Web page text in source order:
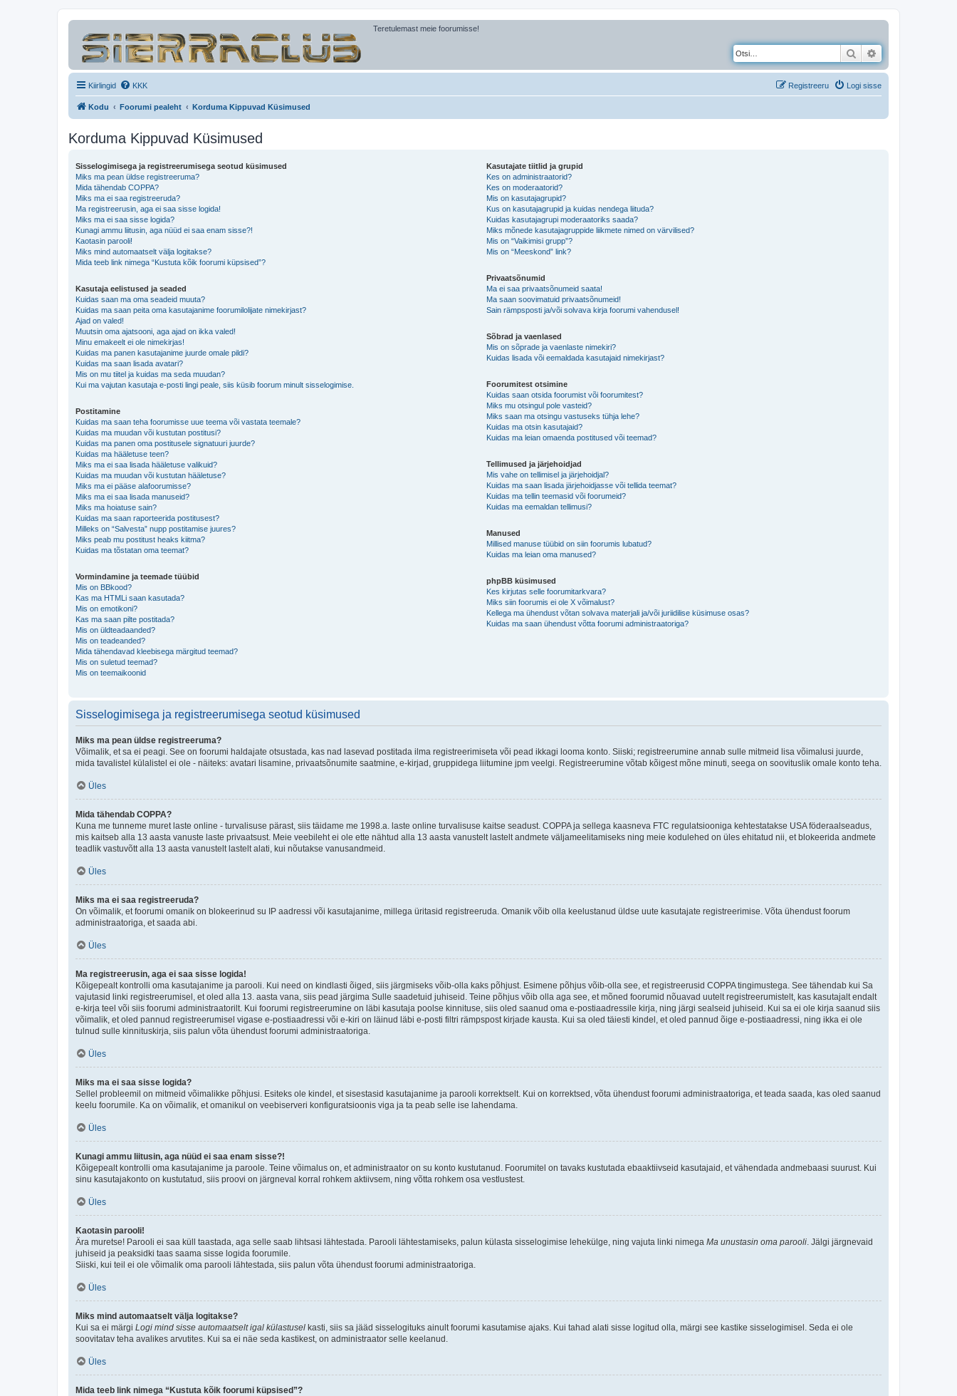
Teretulemast meie foorumisse!
Otsi
Kiirlingid KKK Logi sisse
Registreeru
Kodu Foorumi pealeht Korduma Kippuvad Küsimused
Korduma Kippuvad Küsimused
Sisselogimisega ja registreerumisega seotud küsimused
Miks ma pean üldse registreeruma?
Mida tähendab COPPA?
Miks ma ei saa registreeruda?
Ma registreerusin, aga ei saa sisse logida!
Miks ma ei saa sisse logida?
Kunagi ammu liitusin, aga nüüd ei saa enam sisse?!
Kaotasin parooli!
Miks mind automaatselt välja logitakse?
Mida teeb link nimega “Kustuta kõik foorumi küpsised”?
Kasutaja eelistused ja seaded
Kuidas saan ma oma seadeid muuta?
Kuidas ma saan peita oma kasutajanime foorumilolijate nimekirjast?
Ajad on valed!
Muutsin oma ajatsooni, aga ajad on ikka valed!
Minu emakeelt ei ole nimekirjas!
Kuidas ma panen kasutajanime juurde omale pildi?
Kuidas ma saan lisada avatari?
Mis on mu tiitel ja kuidas ma seda muudan?
Kui ma vajutan kasutaja e-posti lingi peale, siis küsib foorum minult sisselogimise.
Postitamine
Kuidas ma saan teha foorumisse uue teema või vastata teemale?
Kuidas ma muudan või kustutan postitusi?
Kuidas ma panen oma postitusele signatuuri juurde?
Kuidas ma hääletuse teen?
Miks ma ei saa lisada hääletuse valikuid?
Kuidas ma muudan või kustutan hääletuse?
Miks ma ei pääse alafoorumisse?
Miks ma ei saa lisada manuseid?
Miks ma hoiatuse sain?
Kuidas ma saan raporteerida postitusest?
Milleks on “Salvesta” nupp postitamise juures?
Miks peab mu postitust heaks kiitma?
Kuidas ma tõstatan oma teemat?
Vormindamine ja teemade tüübid
Mis on BBkood?
Kas ma HTMLi saan kasutada?
Mis on emotikoni?
Kas ma saan pilte postitada?
Mis on üldteadaanded?
Mis on teadeanded?
Mida tähendavad kleebisega märgitud teemad?
Mis on suletud teemad?
Mis on teemaikoonid
Kasutajate tiitlid ja grupid
Kes on administraatorid?
Kes on moderaatorid?
Mis on kasutajagrupid?
Kus on kasutajagrupid ja kuidas nendega liituda?
Kuidas kasutajagrupi moderaatoriks saada?
Miks mõnede kasutajagruppide liikmete nimed on värvilised?
Mis on “Vaikimisi grupp”?
Mis on “Meeskond” link?
Privaatsõnumid
Ma ei saa privaatsõnumeid saata!
Ma saan soovimatuid privaatsõnumeid!
Sain rämpsposti ja/või solvava kirja foorumi vahendusel!
Sõbrad ja vaenlased
Mis on sõprade ja vaenlaste nimekiri?
Kuidas lisada või eemaldada kasutajaid nimekirjast?
Foorumitest otsimine
Kuidas saan otsida foorumist või foorumitest?
Miks mu otsingul pole vasteid?
Miks saan ma otsingu vastuseks tühja lehe?
Kuidas ma otsin kasutajaid?
Kuidas ma leian omaenda postitused või teemad?
Tellimused ja järjehoidjad
Mis vahe on tellimisel ja järjehoidjal?
Kuidas ma saan lisada järjehoidjasse või tellida teemat?
Kuidas ma tellin teemasid või foorumeid?
Kuidas ma eemaldan tellimusi?
Manused
Millised manuse tüübid on siin foorumis lubatud?
Kuidas ma leian oma manused?
phpBB küsimused
Kes kirjutas selle foorumitarkvara?
Miks siin foorumis ei ole X võimalust?
Kellega ma ühendust võtan solvava materjali ja/või juriidilise küsimuse osas?
Kuidas ma saan ühendust võtta foorumi administraatoriga?
Sisselogimisega ja registreerumisega seotud küsimused
Miks ma pean üldse registreeruma?
Võimalik, et sa ei peagi. See on foorumi haldajate otsustada, kas nad lasevad postitada ilma registreerimiseta või pead ikkagi looma konto. Siiski; registreerumine annab sulle mitmeid lisa võimalusi juurde,
mida tavalistel külalistel ei ole - näiteks: avatari lisamine, privaatsõnumite saatmine, e-kirjad, gruppidega liitumine jpm veelgi. Registreerumine võtab kõigest mõne minuti, seega on soovituslik omale konto teha.
Üles
Mida tähendab COPPA?
Kuna me tunneme muret laste online - turvalisuse pärast, siis täidame me 1998.a. laste online turvalisuse kaitse seadust. COPPA ja sellega kaasneva FTC regulatsiooniga kehtestatakse USA föderaalseadus,
mis kaitseb alla 13 aasta vanuste laste privaatsust. Meie veebileht ei ole ette nähtud alla 13 aasta vanustelt lastelt andmete väljameelitamiseks ning meie kodulehed on üles ehitatud nii, et blokeerida andmete
teadlik vastuvõtt alla 13 aasta vanustelt lastelt alati, kui nõutakse vanusandmeid.
Üles
Miks ma ei saa registreeruda?
On võimalik, et foorumi omanik on blokeerinud su IP aadressi või kasutajanime, millega üritasid registreeruda. Omanik võib olla keelustanud üldse uute kasutajate registreerimise. Võta ühendust foorum
administraatoriga, et saada abi.
Üles
Ma registreerusin, aga ei saa sisse logida!
Kõigepealt kontrolli oma kasutajanime ja parooli. Kui need on kindlasti õiged, siis järgmiseks võib-olla kaks põhjust. Esimene põhjus võib-olla see, et registreerusid COPPA tingimustega. See tähendab kui Sa
vajutasid linki registreerumisel, et oled alla 13. aasta vana, siis pead järgima Sulle saadetuid juhiseid. Teine põhjus võib olla aga see, et mõned foorumid nõuavad uutelt registreerumistelt, kas kasutajalt endalt
e-kirja teel või siis foorumi administraatorilt. Kui foorumi registreerumine on läbi kasutaja poolse kinnituse, siis oled saanud oma e-postiaadressile kirja, ning järgi sealseid juhiseid. Kui sa ei ole kirja saanud siis
võimalik, et oled pannud registreerumisel vigase e-postiaadressi või e-kiri on läinud läbi e-posti filtri rämpspost kirjade kausta. Kui sa oled täiesti kindel, et oled pannud õige e-postiaadressi, ning ikka ei ole
tulnud sulle kinnituskirja, siis palun võta ühendust foorumi administraatoriga.
Üles
Miks ma ei saa sisse logida?
Sellel probleemil on mitmeid võimalikke põhjusi. Esiteks ole kindel, et sisestasid kasutajanime ja parooli korrektselt. Kui on korrektsed, võta ühendust foorumi administraatoriga, et teada saada, kas oled saanud
keelu foorumile. Ka on võimalik, et omanikul on veebiserveri konfiguratsioonis viga ja ta peab selle ise lahendama.
Üles
Kunagi ammu liitusin, aga nüüd ei saa enam sisse?!
Kõigepealt kontrolli oma kasutajanime ja paroole. Teine võimalus on, et administraator on su konto kustutanud. Foorumitel on tavaks kustutada ebaaktiivseid kasutajaid, et vähendada andmebaasi suurust. Kui
sinu kasutajakonto on kustutatud, siis proovi on järgneval korral rohkem aktiivsem, ning võtta rohkem osa vestlustest.
Üles
Kaotasin parooli!
Ära muretse! Parooli ei saa küll taastada, aga selle saab lihtsasi lähtestada. Parooli lähtestamiseks, palun külasta sisselogimise lehekülge, ning vajuta linki nimega Ma unustasin oma parooli. Jälgi järgnevaid
juhiseid ja peaksidki taas saama sisse logida foorumile.
Siiski, kui teil ei ole võimalik oma parooli lähtestada, siis palun võta ühendust foorumi administraatoriga.
Üles
Miks mind automaatselt välja logitakse?
Kui sa ei märgi Logi mind sisse automaatselt igal külastusel kasti, siis sa jääd sisselogituks ainult foorumi kasutamise ajaks. Kui tahad alati sisse logitud olla, märgi see kastike sisselogimisel. Seda ei ole
soovitatav teha avalikes arvutites. Kui sa ei näe seda kastikest, on administraator selle keelanud.
Üles
Mida teeb link nimega “Kustuta kõik foorumi küpsised”?